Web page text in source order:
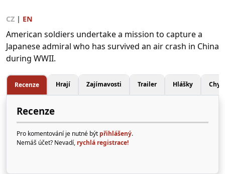
CZ | EN
American soldiers undertake a mission to capture a
Japanese admiral who has survived an air crash in China
during WWII.
Recenze Hrají Zajímavosti Trailer Hlášky
Recenze
Pro komentování je nutné být přihlášený.
Nemáš účet? Nevadí, rychlá registrace!